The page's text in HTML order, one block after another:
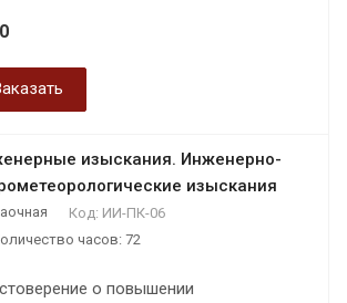
изыскания. Инженерно-
изыскания
Код: ИИ-ПК-06
часов: 72
о повышении